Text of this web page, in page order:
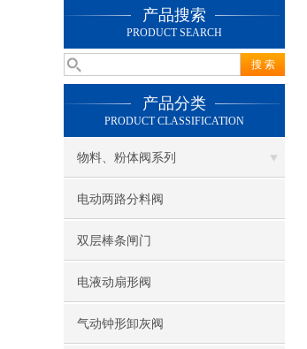
产品搜索
PRODUCT SEARCH
产品分类
PRODUCT CLASSIFICATION
物料、粉体阀系列
电动两路分料阀
双层棒条闸门
电液动扇形阀
气动钟形卸灰阀